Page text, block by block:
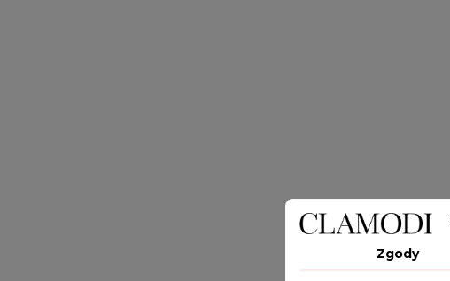
Zgody